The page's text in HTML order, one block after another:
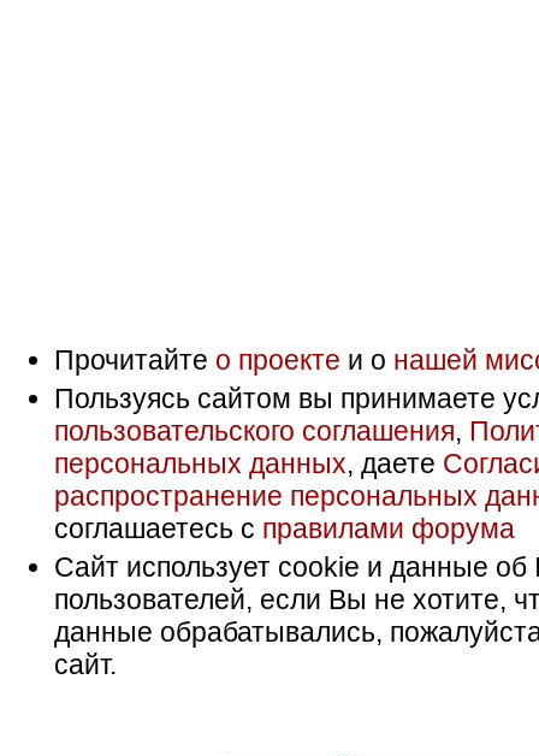
Прочитайте о проекте и о нашей
Пользуясь сайтом вы принимаете
пользовательского соглашения,
персональных данных, даете
распространение персональных
соглашаетесь с правилами форума
Сайт использует cookie и данные об
пользователей, если Вы не хотите,
данные обрабатывались,
сайт.